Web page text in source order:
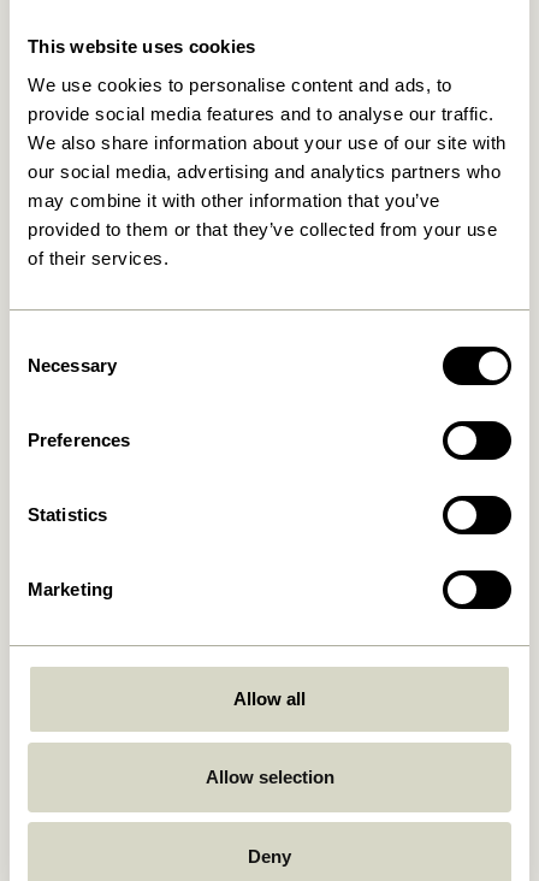
This website uses cookies
We use cookies to personalise content and ads, to
provide social media features and to analyse our traffic.
We also share information about your use of our site with
our social media, advertising and analytics partners who
may combine it with other information that you’ve
provided to them or that they’ve collected from your use
of their services.
Selection
Necessary
Preferences
Statistics
Marketing
Allow all
Allow selection
Deny
Relaterede varer
76,00kr.
& Gray/Lyserød (sæt af 2)
(sæt af 2)